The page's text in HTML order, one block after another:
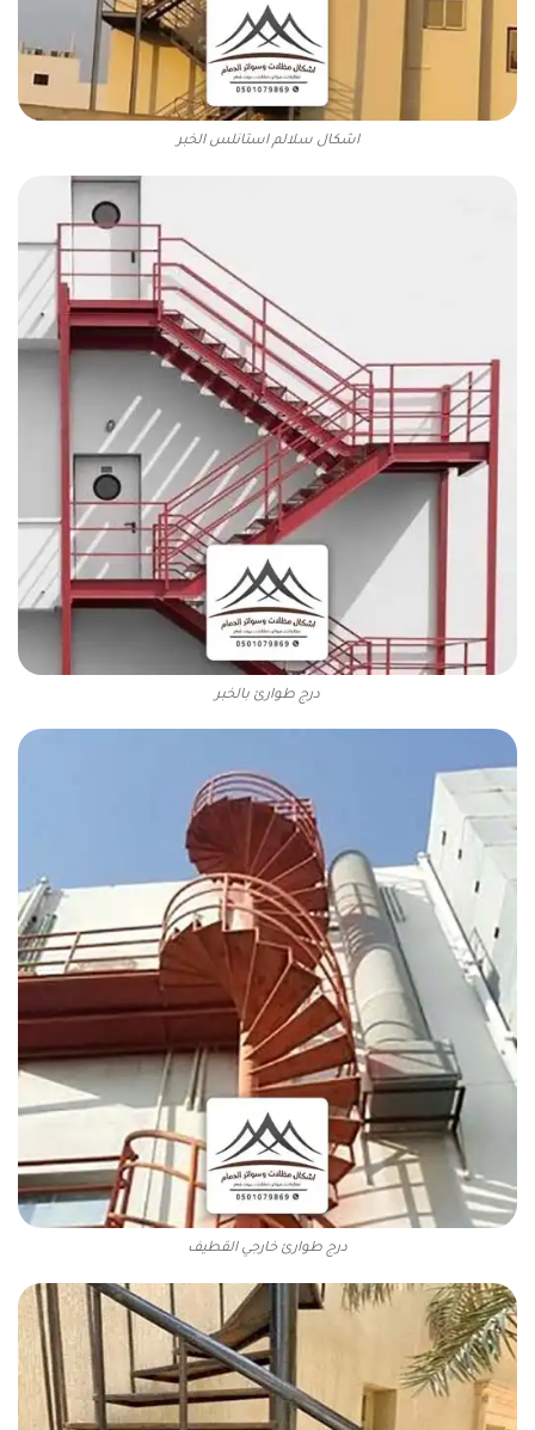
اشكال سلالم استانلس الخبر
درج طوارئ بالخبر
درج طوارئ خارجي القطيف